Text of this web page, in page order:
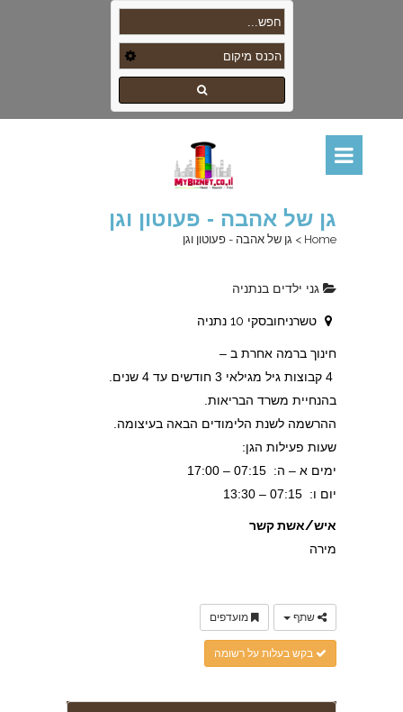
גן של אהבה - פעוטון וגן
Home
> גן של אהבה - פעוטון וגן
גני ילדים בנתניה
טשרניחובסקי 10 נתניה
חינוך ברמה אחרת ב –
בהנחיית משרד הבריאות.
ההרשמה לשנת הלימודים הבאה בעיצומה.
שעות פעילות הגן:
ימים א – ה: 07:15 – 17:00
יום ו: 07:15 – 13:30
איש/אשת קשר
מירה
שתף מועדפים
בקש בעלות על רשומה